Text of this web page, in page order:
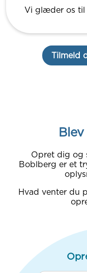
Vi glæder os til
Tilmeld
Opret dig og
Boblberg er et
Hvad venter du